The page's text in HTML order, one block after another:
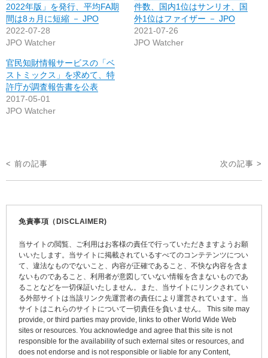
2022年版」を発行、平均FA期
間は8ヵ月に短縮 － JPO
2022-07-28
JPO Watcher
件数、国内1位はサンリオ、国
外1位はファイザー － JPO
2021-07-26
JPO Watcher
官民知財情報サービスの「ベ
ストミックス」を求めて、特
許庁が調査報告書を公表
2017-05-01
JPO Watcher
投
稿
< 前の記事 次の記事 >
免責事項（DISCLAIMER)
当サイトの閲覧、ご利用はお客様の責任で行っていただきますようお願
いいたします。当サイトに掲載されているすべてのコンテテンツについ
て、違法なものでないこと、内容が正確であること、不快な内容を含ま
ないものであること、利用者が意図していない情報を含まないものであ
ることなどを一切保証いたしません。また、当サイトにリンクされてい
る外部サイトは当該リンク先運営者の責任により運営されています。当
サイトはこれらのサイトについて一切責任を負いません。 This site may
provide, or third parties may provide, links to other World Wide Web
sites or resources. You acknowledge and agree that this site is not
responsible for the availability of such external sites or resources, and
does not endorse and is not responsible or liable for any Content,